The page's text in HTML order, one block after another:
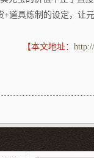
道具炼制的设定，让
【本文地址：